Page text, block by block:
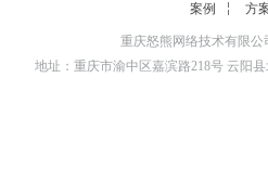
案例 方
重庆怒熊网络技术有限
地址：重庆市渝中区嘉滨路218号 云阳